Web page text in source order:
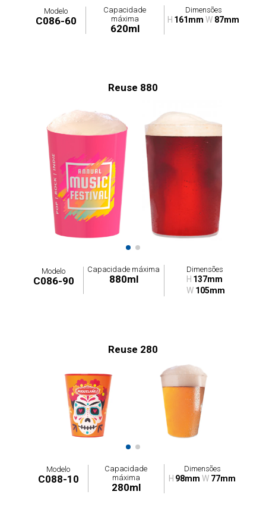
Modelo
C086-60
Capacidade
máxima
620ml
Dimensões
H 161mm W 87mm
Reuse 880
Modelo
C086-90
Capacidade máxima
880ml
Dimensões
H 137mm
W 105mm
Reuse 280
Modelo
C088-10
Capacidade
máxima
280ml
Dimensões
H 98mm W 77mm